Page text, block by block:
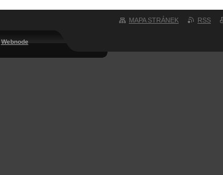
MAPA STRÁNEK RSS
Webnode